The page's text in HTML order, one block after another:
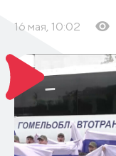
16 мая, 10:02